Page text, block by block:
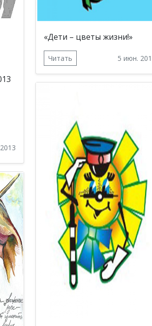
«Дети – цветы жизни!»
Читать 5 июн.